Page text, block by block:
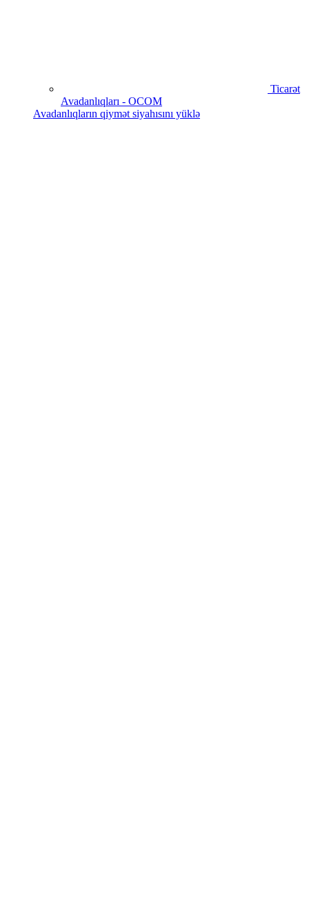
Ticarət
Avadanlıqları - OCOM
Avadanlıqların qiymət siyahısını yüklə